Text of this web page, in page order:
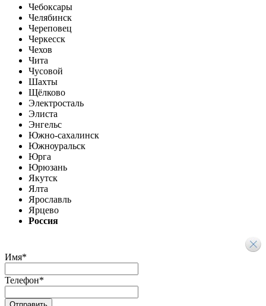
Чебоксары
Челябинск
Череповец
Черкесск
Чехов
Чита
Чусовой
Шахты
Щёлково
Электросталь
Элиста
Энгельс
Южно-сахалинск
Южноуральск
Юрга
Юрюзань
Якутск
Ялта
Ярославль
Ярцево
Россия
Имя*
Телефон*